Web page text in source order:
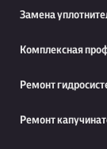
Замена
Комплексная
Ремонт
Ремонт